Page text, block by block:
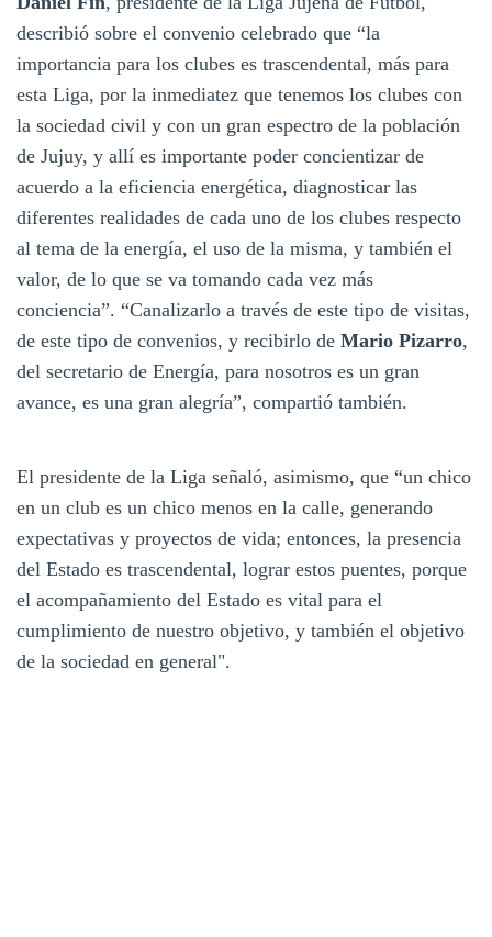
describió sobre el convenio celebrado que “la
importancia para los clubes es trascendental, más para
esta Liga, por la inmediatez que tenemos los clubes con
la sociedad civil y con un gran espectro de la población
de Jujuy, y allí es importante poder concientizar de
acuerdo a la eficiencia energética, diagnosticar las
diferentes realidades de cada uno de los clubes respecto
al tema de la energía, el uso de la misma, y también el
valor, de lo que se va tomando cada vez más
conciencia”. “Canalizarlo a través de este tipo de visitas,
de este tipo de convenios, y recibirlo de Mario Pizarro,
del secretario de Energía, para nosotros es un gran
avance, es una gran alegría”, compartió también.
El presidente de la Liga señaló, asimismo, que “un chico
en un club es un chico menos en la calle, generando
expectativas y proyectos de vida; entonces, la presencia
del Estado es trascendental, lograr estos puentes, porque
el acompañamiento del Estado es vital para el
cumplimiento de nuestro objetivo, y también el objetivo
de la sociedad en general".